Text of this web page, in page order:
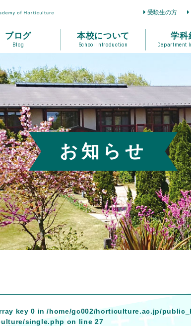
受験生の方
ブログ
Blog
本校について
School Introduction
学科
Department
お知らせ
key 0 in/home/gc002/horticulture.ac.jp/
single.php on line 27